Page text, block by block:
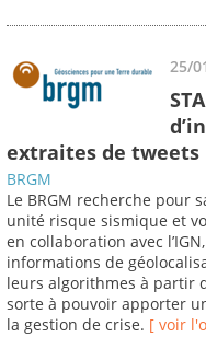
25/
extraites de tweets
BRGM
Le BRGM recherche pour
unité risque sismique et
en collaboration avec
informations de
leurs algorithmes à partir
sorte à pouvoir apporter
la gestion de crise. [ voir